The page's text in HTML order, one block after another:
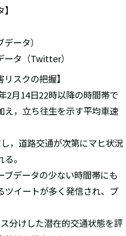
ータ）
ータ（Twitter）
スクの把握】
2月14日22時以降の時間帯で
え，立ち往生を示す平均車速
，道路交通が次第にマヒ状況
。
ブデータの少ない時間帯にも
ツイートが多く発信され、プ
分けした潜在的交通状態を評